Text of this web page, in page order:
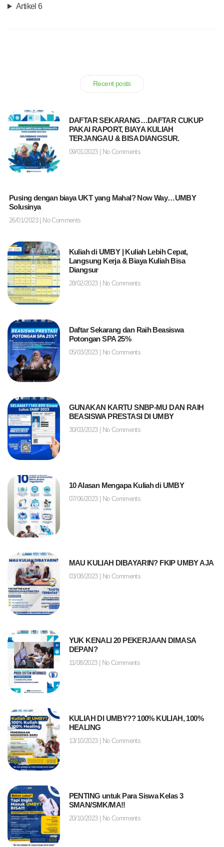
Artikel 6
Recent posts
DAFTAR SEKARANG…DAFTAR CUKUP
PAKAI RAPORT, BIAYA KULIAH
TERJANGAU & BISA DIANGSUR.
09/01/2023 No Comments
Pusing dengan biaya UKT yang Mahal? Now Way…UMBY
Solusinya
26/01/2023 No Comments
Kuliah di UMBY | Kuliah Lebih Cepat,
Langsung Kerja & Biaya Kuliah Bisa
Diangsur
28/02/2023 No Comments
Daftar Sekarang dan Raih Beasiswa
Potongan SPA 25%
05/03/2023 No Comments
GUNAKAN KARTU SNBP-MU DAN RAIH
BEASISWA PRESTASI DI UMBY
30/03/2023 No Comments
10 Alasan Mengapa Kuliah di UMBY
07/06/2023 No Comments
MAU KULIAH DIBAYARIN? FKIP UMBY AJA
03/08/2023 No Comments
YUK KENALI 20 PEKERJAAN DIMASA
DEPAN?
11/08/2023 No Comments
KULIAH DI UMBY?? 100% KULIAH, 100%
HEALING
13/10/2023 No Comments
PENTING untuk Para Siswa Kelas 3
SMAN/SMK/MA!!
20/10/2023 No Comments